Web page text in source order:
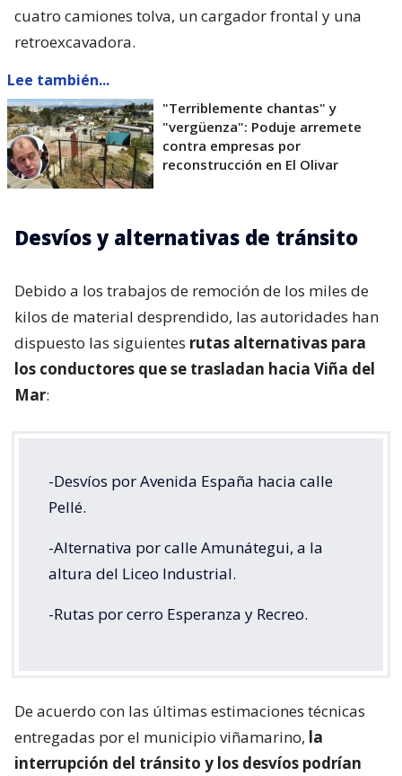
cuatro camiones tolva, un cargador frontal y una
retroexcavadora.
Lee también...
"Terriblemente chantas" y
"vergüenza": Poduje arremete
contra empresas por
reconstrucción en El Olivar
Desvíos y alternativas de tránsito
Debido a los trabajos de remoción de los miles de
kilos de material desprendido, las autoridades han
dispuesto las siguientes rutas alternativas para
los conductores que se trasladan hacia Viña del
Mar:
-Desvíos por Avenida España hacia calle
Pellé.
-Alternativa por calle Amunátegui, a la
altura del Liceo Industrial.
-Rutas por cerro Esperanza y Recreo.
De acuerdo con las últimas estimaciones técnicas
entregadas por el municipio viñamarino, la
interrupción del tránsito y los desvíos podrían